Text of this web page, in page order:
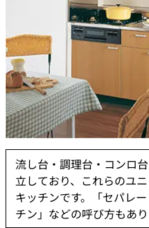
流し台・調理台・コンロ
立しており、これらのユ
キッチンです。「セパレ
チン」などの呼び方もあり